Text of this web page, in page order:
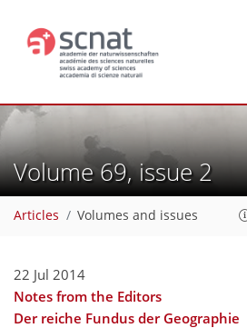
Volume 69, issue 2
Articles Volumes and issues
22 Jul 2014
Notes from the Editors
Der reiche Fundus der Geographie